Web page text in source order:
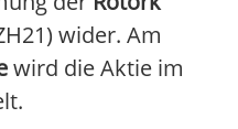
wider. Am
wird die Aktie im